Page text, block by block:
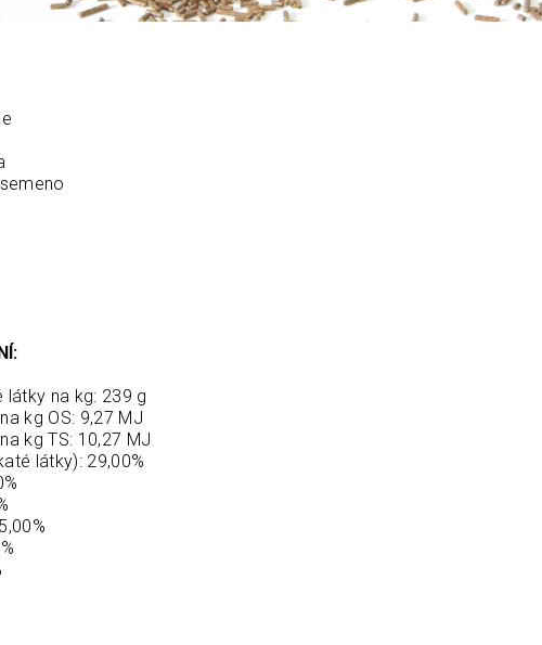
látky na kg: 239 g
kg OS: 9,27 MJ
kg TS: 10,27 MJ
látky): 29,00%